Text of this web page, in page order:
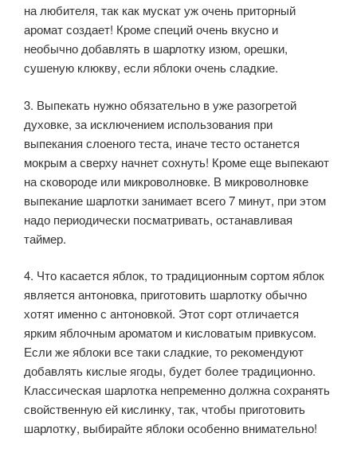
на любителя, так как мускат уж очень приторный
аромат создает! Кроме специй очень вкусно и
необычно добавлять в шарлотку изюм, орешки,
сушеную клюкву, если яблоки очень сладкие.
3. Выпекать нужно обязательно в уже разогретой
духовке, за исключением использования при
выпекания слоеного теста, иначе тесто останется
мокрым а сверху начнет сохнуть! Кроме еще выпекают
на сковороде или микроволновке. В микроволновке
выпекание шарлотки занимает всего 7 минут, при этом
надо периодически посматривать, останавливая
таймер.
4. Что касается яблок, то традиционным сортом яблок
является антоновка, приготовить шарлотку обычно
хотят именно с антоновкой. Этот сорт отличается
ярким яблочным ароматом и кисловатым привкусом.
Если же яблоки все таки сладкие, то рекомендуют
добавлять кислые ягоды, будет более традиционно.
Классическая шарлотка непременно должна сохранять
свойственную ей кислинку, так, чтобы приготовить
шарлотку, выбирайте яблоки особенно внимательно!